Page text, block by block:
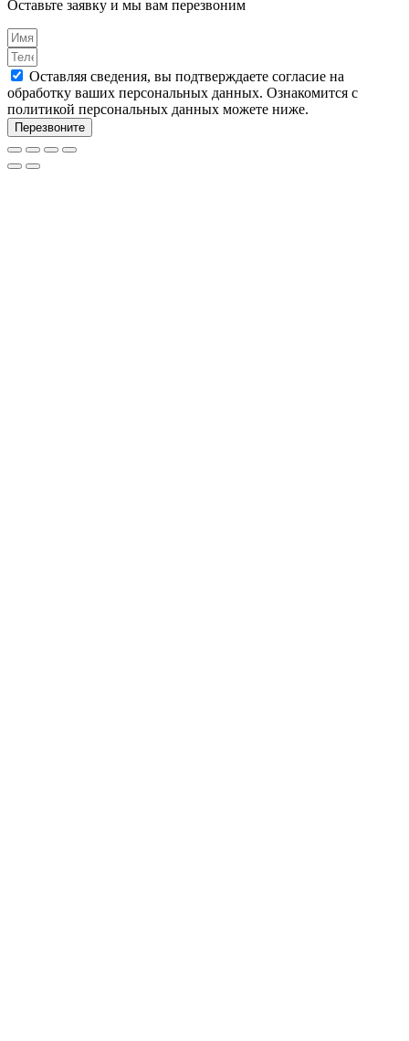
Оставьте заявку и мы вам перезвоним
Оставляя сведения, вы подтверждаете согласие на
обработку ваших персональных данных. Ознакомится с
политикой персональных данных можете ниже.
Перезвоните